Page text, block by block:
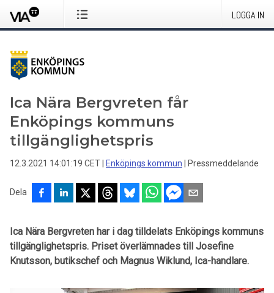
LOGGA IN
Ica Nära Bergvreten får
Enköpings kommuns
tillgänglighetspris
12.3.2021 14:01:19 CET Enköpings kommun Pressmeddelande
Dela
Ica Nära Bergvreten har i dag tilldelats Enköpings kommuns
tillgänglighetspris. Priset överlämnades till Josefine
Knutsson, butikschef och Magnus Wiklund, Ica-handlare.